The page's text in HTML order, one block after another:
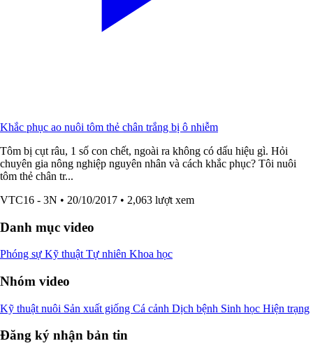
Khắc phục ao nuôi tôm thẻ chân trắng bị ô nhiễm
Tôm bị cụt râu, 1 số con chết, ngoài ra không có dấu hiệu gì. Hỏi
chuyên gia nông nghiệp nguyên nhân và cách khắc phục? Tôi nuôi
tôm thẻ chân tr...
VTC16 - 3N • 20/10/2017 • 2,063 lượt xem
Danh mục video
Phóng sự Kỹ thuật Tự nhiên Khoa học
Nhóm video
Kỹ thuật nuôi Sản xuất giống Cá cảnh Dịch bệnh Sinh học Hiện trạng
Đăng ký nhận bản tin